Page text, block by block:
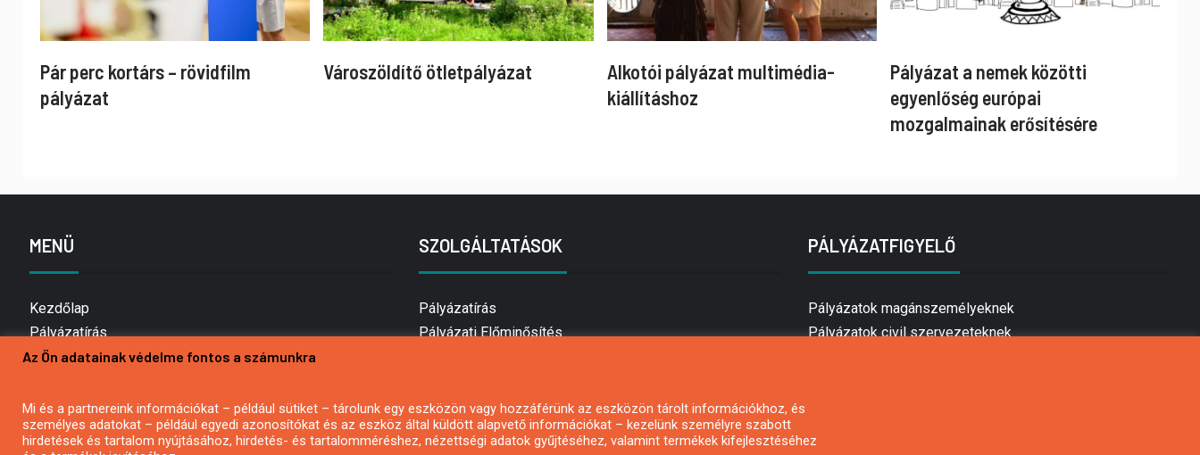
Pár perc kortárs – rövidfilm
pályázat
Városzöldítő ötletpályázat
Alkotói pályázat multimédia-
kiállításhoz
Pályázat a nemek közötti
egyenlőség európai
mozgalmainak erősítésére
MENÜ
Kezdőlap
Pályázatírás
Bemutatkozás
Hírlevél feliratkozás
Impresszum
SZOLGÁLTATÁSOK
Pályázatírás
Pályázati Előminősítés
Mezőgazdasági pályázatírás
Pályázatírás magánszemélyeknek
PÁLYÁZATFIGYELŐ
Pályázatok magánszemélyeknek
Pályázatok civil szervezeteknek
Az Ön adatainak védelme fontos a számunkra
Mi és a partnereink információkat – például sütiket – tárolunk egy eszközön vagy hozzáférünk az eszközön tárolt információkhoz, és
személyes adatokat – például egyedi azonosítókat és az eszköz által küldött alapvető információkat – kezelünk személyre szabott
hirdetések és tartalom nyújtásához, hirdetés- és tartalomméréshez, nézettségi adatok gyűjtéséhez, valamint termékek kifejlesztéséhez